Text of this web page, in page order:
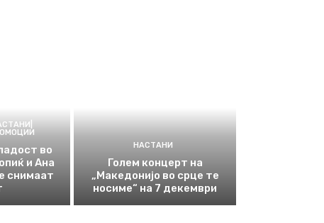
во
и Ана
снимаат
НАСТАНИ
Голем концерт на
„Македонијо во срце те
носиме“ на 7 декември